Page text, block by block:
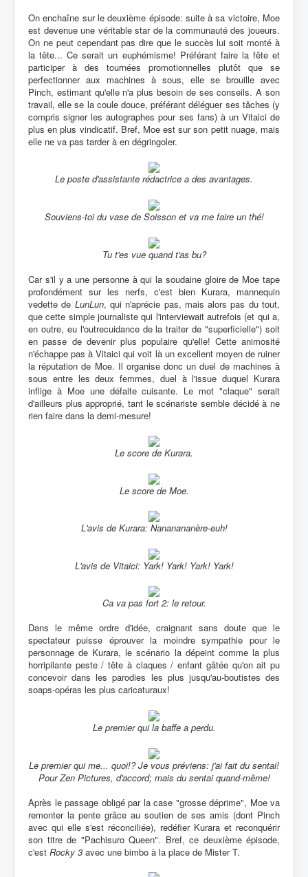
On enchaîne sur le deuxième épisode: suite à sa victoire, Moe
est devenue une véritable star de la communauté des joueurs.
On ne peut cependant pas dire que le succès lui soit monté à
la tête... Ce serait un euphémisme! Préférant faire la fête et
participer à des tournées promotionnelles plutôt que se
perfectionner aux machines à sous, elle se brouille avec
Pinch, estimant qu'elle n'a plus besoin de ses conseils. A son
travail, elle se la coule douce, préférant déléguer ses tâches (y
compris signer les autographes pour ses fans) à un Vitaici de
plus en plus vindicatif. Bref, Moe est sur son petit nuage, mais
elle ne va pas tarder à en dégringoler.
Le poste d'assistante rédactrice a des avantages.
Souviens-toi du vase de Soisson et va me faire un thé!
Tu t'es vue quand t'as bu?
Car s'il y a une personne à qui la soudaine gloire de Moe tape
profondément sur les nerfs, c'est bien Kurara, mannequin
vedette de LunLun, qui n'aprécie pas, mais alors pas du tout,
que cette simple journaliste qui l'interviewait autrefois (et qui a,
en outre, eu l'outrecuidance de la traiter de "superficielle") soit
en passe de devenir plus populaire qu'elle! Cette animosité
n'échappe pas à Vitaici qui voit là un excellent moyen de ruiner
la réputation de Moe. Il organise donc un duel de machines à
sous entre les deux femmes, duel à l'issue duquel Kurara
inflige à Moe une défaite cuisante. Le mot "claque" serait
d'ailleurs plus approprié, tant le scénariste semble décidé à ne
rien faire dans la demi-mesure!
Le score de Kurara.
Le score de Moe.
L'avis de Kurara: Nananananère-euh!
L'avis de Vitaici: Yark! Yark! Yark! Yark!
Ca va pas fort 2: le retour.
Dans le même ordre d'idée, craignant sans doute que le
spectateur puisse éprouver la moindre sympathie pour le
personnage de Kurara, le scénario la dépeint comme la plus
horripilante peste / tête à claques / enfant gâtée qu'on ait pu
concevoir dans les parodies les plus jusqu'au-boutistes des
soaps-opéras les plus caricaturaux!
Le premier qui la baffe a perdu.
Le premier qui me... quoi!? Je vous préviens: j'ai fait du sentai!
Pour Zen Pictures, d'accord; mais du sentai quand-même!
Après le passage obligé par la case "grosse déprime", Moe va
remonter la pente grâce au soutien de ses amis (dont Pinch
avec qui elle s'est réconciliée), redéfier Kurara et reconquérir
son titre de "Pachisuro Queen". Bref, ce deuxième épisode,
c'est Rocky 3 avec une bimbo à la place de Mister T.